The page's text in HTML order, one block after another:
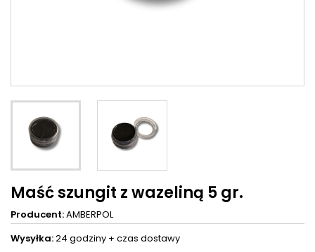
Maść szungit z wazeliną 5 gr.
Producent:AMBERPOL
Wysyłka:24 godziny + czas dostawy